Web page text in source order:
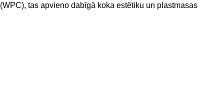
(WPC), tas apvieno dabīgā koka estētiku un plastmasas